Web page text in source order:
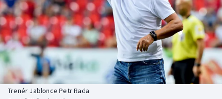
Americký fotbal
Baseball a softbal
Basketbal
Biatlon
NEPŘEHLÉDNĚTE
Soutěže
Historické návraty
Aplikace ČT sport
Trenér Jablonce Petr Rada